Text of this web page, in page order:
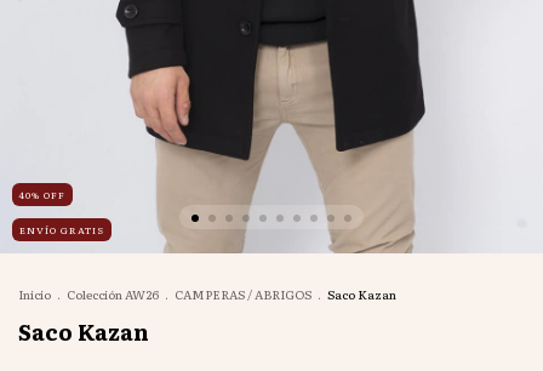
40% OFF
ENVÍO GRATIS
Inicio . Colección AW26 . CAMPERAS / ABRIGOS . Saco Kazan
Saco Kazan